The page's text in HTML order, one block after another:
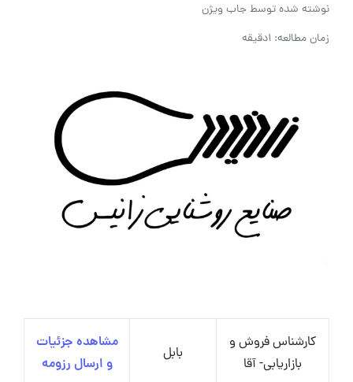
نوشته شده توسطجاب ویژن
زمان مطالعه: 1دقیقه
کارشناس فروش و
بازاریابی- آقا
بابل
مشاهده جزئیات
و ارسال رزومه